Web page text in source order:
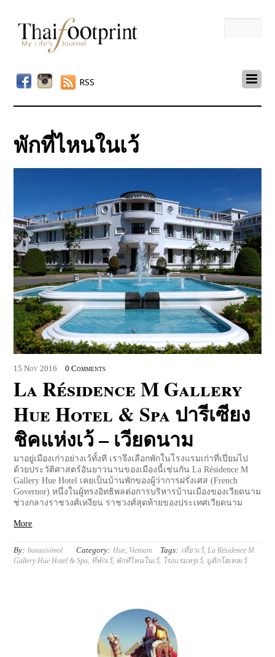
RSS
พักที่ไหนในเว้
15 Nov 2016 0 Comments
La Résidence M Gallery
Hue Hotel & Spa ปารีเซียง
ชิคแห่งเว้ – เวียดนาม
มาอยู่เมืองเก่าอย่างเว้ทั้งที เราจึงเลือกพักในโรงแรมเก่าที่เปี่ยมไป
ด้วยประวัติศาสตร์อันยาวนานของเมืองนี้เช่นกัน La Résidence M
Gallery Hue Hotel เคยเป็นบ้านพักของผู้ว่าการฝรั่งเศส (French
Governor) หนึ่งในผู้ทรงอิทธิพลต่อการบริหารบ้านเมืองของเวียดนาม
ช่วงกลางราชวงศ์เหงียน ราชวงศ์สุดท้ายของประเทศเวียดนาม
More
By: bosasivimol Category: Hue, Vietnam Tags: เที่ยวเว้, La Résidence M
Gallery Hue Hotel & Spa, ที่พักเว้, พักที่ไหนในเว้, โรงแรมหรูเว้, บูติกโฮเทลเว้